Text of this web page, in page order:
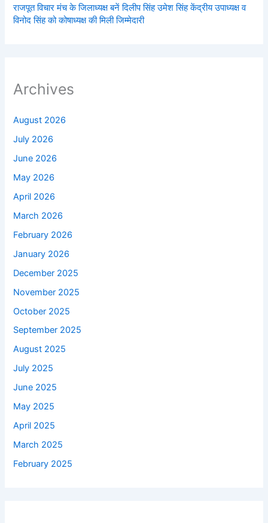
राजपूत विचार मंच के जिलाध्यक्ष बनें‌ दिलीप सिंह उमेश सिंह केंद्रीय उपाध्यक्ष व
विनोद सिंह को कोषाध्यक्ष की मिली जिम्मेदारी
Archives
August 2026
July 2026
June 2026
May 2026
April 2026
March 2026
February 2026
January 2026
December 2025
November 2025
October 2025
September 2025
August 2025
July 2025
June 2025
May 2025
April 2025
March 2025
February 2025